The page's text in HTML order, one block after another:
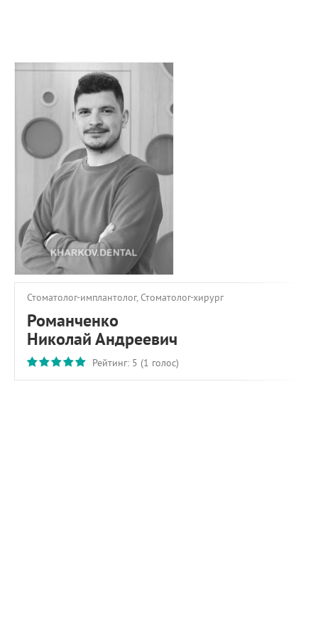
О ПРОЕКТЕ
ОБРАТНАЯ СВЯЗЬ
Стоматолог-имплантолог, Стоматолог-хирург
Романченко
Николай Андреевич
Рейтинг: 5 (1 голос)